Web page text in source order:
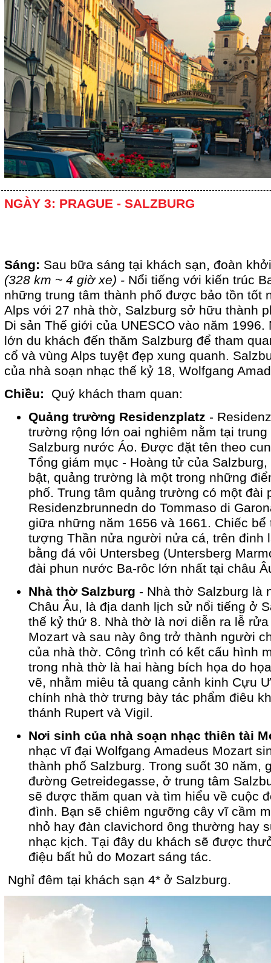
NGÀY 3: PRAGUE - SALZBURG
Sáng: Sau bữa sáng tại khách sạn, đoàn
(328 km ~ 4 giờ xe) - Nổi tiếng với kiến trúc
những trung tâm thành phố được bảo tồn tốt
Alps với 27 nhà thờ, Salzburg sở hữu thành
Di sản Thế giới của UNESCO vào năm
lớn du khách đến thăm Salzburg để tham
cổ và vùng Alps tuyệt đẹp xung quanh.
của nhà soạn nhạc thế kỷ 18, Wolfgang
Chiều: Quý khách tham quan:
Quảng trường Residenzplatz -
trường rộng lớn oai nghiêm nằm tại
Salzburg nước Áo. Được đặt tên theo
Tổng giám mục - Hoàng tử của
bật, quảng trường là một trong những
phố. Trung tâm quảng trường có một đài
Residenzbrunnedn do Tommaso di
giữa những năm 1656 và 1661. Chiếc
tượng Thần nửa người nửa cá, trên đinh
bằng đá vôi Untersbeg (Untersberg
đài phun nước Ba-rôc lớn nhất tại châu
Nhà thờ Salzburg - Nhà thờ Salzburg là
Châu Âu, là địa danh lịch sử nổi tiếng ở
thế kỷ thứ 8. Nhà thờ là nơi diễn ra lễ
Mozart và sau này ông trở thành người
của nhà thờ. Công trình có kết cấu hình
trong nhà thờ là hai hàng bích họa do
vẽ, nhằm miêu tả quang cảnh kinh Cựu
chính nhà thờ trưng bày tác phẩm điêu
thánh Rupert và Vigil.
Nơi sinh của nhà soạn nhạc thiên tài
nhạc vĩ đại Wolfgang Amadeus Mozart
thành phố Salzburg. Trong suốt 30 năm,
đường Getreidegasse, ở trung tâm
sẽ được thăm quan và tìm hiểu về cuộc
đình. Bạn sẽ chiêm ngưỡng cây vĩ cầm
nhỏ hay đàn clavichord ông thường hay
nhạc kịch. Tại đây du khách sẽ được
điệu bất hủ do Mozart sáng tác.
Nghỉ đêm tại khách sạn 4* ở Salzburg.